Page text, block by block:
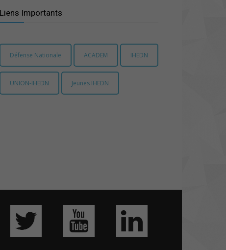
Liens Importants
Défense Nationale ACADEM IHEDN
UNION-IHEDN Jeunes IHEDN